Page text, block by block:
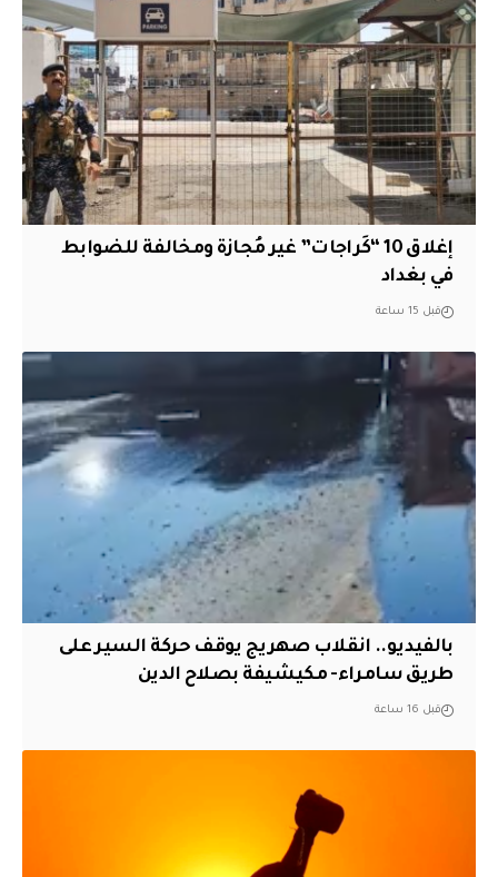
إغلاق 10 “كَراجات” غير مُجازة ومخالفة للضوابط
في بغداد
قبل 15 ساعة
بالفيديو.. انقلاب صهريج يوقف حركة السير على
طريق سامراء- مكيشيفة بصلاح الدين
قبل 16 ساعة